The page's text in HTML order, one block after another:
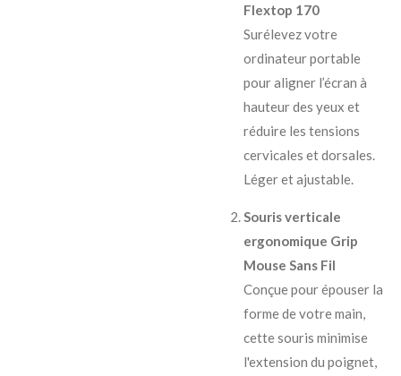
Flextop 170
Surélevez votre
ordinateur portable
pour aligner l’écran à
hauteur des yeux et
réduire les tensions
cervicales et dorsales.
Léger et ajustable.
Souris verticale
ergonomique Grip
Mouse Sans Fil
Conçue pour épouser la
forme de votre main,
cette souris minimise
l'extension du poignet,